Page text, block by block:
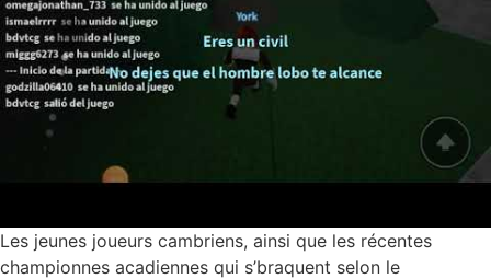
Les jeunes joueurs cambriens, ainsi que les récentes
championnes acadiennes qui s’braquent selon le